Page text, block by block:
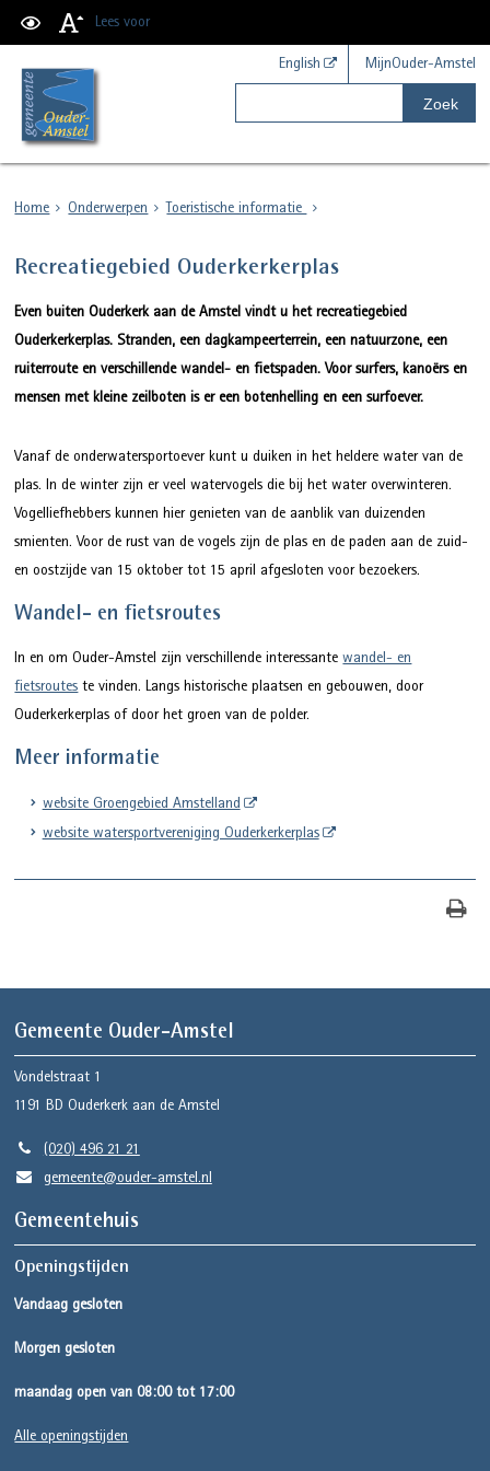
Lees voor
English MijnOuder-Amstel
Zoek
Home Onderwerpen Toeristische informatie
Recreatiegebied Ouderkerkerplas
Even buiten Ouderkerk aan de Amstel vindt u het recreatiegebied
Ouderkerkerplas. Stranden, een dagkampeerterrein, een natuurzone, een
ruiterroute en verschillende wandel- en fietspaden. Voor surfers, kanoërs en
mensen met kleine zeilboten is er een botenhelling en een surfoever.
Vanaf de onderwatersportoever kunt u duiken in het heldere water van de
plas. In de winter zijn er veel watervogels die bij het water overwinteren.
Vogelliefhebbers kunnen hier genieten van de aanblik van duizenden
smienten. Voor de rust van de vogels zijn de plas en de paden aan de zuid-
en oostzijde van 15 oktober tot 15 april afgesloten voor bezoekers.
Wandel- en fietsroutes
In en om Ouder-Amstel zijn verschillende interessantewandel- en
fietsroutes te vinden. Langs historische plaatsen en gebouwen, door
Ouderkerkerplas of door het groen van de polder.
Meer informatie
website Groengebied Amstelland
website watersportvereniging Ouderkerkerplas
Gemeente Ouder-Amstel
Vondelstraat 1
1191 BD Ouderkerk aan de Amstel
(020) 496 21 21
gemeente@ouder-amstel.nl
Gemeentehuis
Openingstijden
Vandaag gesloten
Morgen gesloten
maandag open van 08:00 tot 17:00
Alle openingstijden